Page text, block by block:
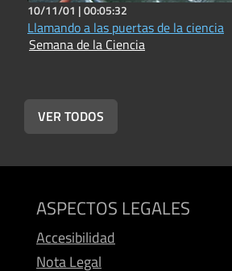
10/11/01 |00:05:32
Llamando a las puertas de la ciencia
Semana de la Ciencia
VER TODOS
ASPECTOS LEGALES
Accesibilidad
Nota Legal